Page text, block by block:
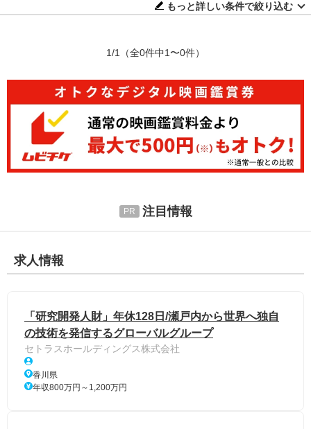
もっと詳しい条件で絞り込む
1/1 （全0件中1〜0件）
注目情報
求人情報
「研究開発人財」年休128日/瀬戸内から世界へ独自
の技術を発信するグローバルグループ
セトラスホールディングス株式会社
香川県
年収800万円～1,200万円